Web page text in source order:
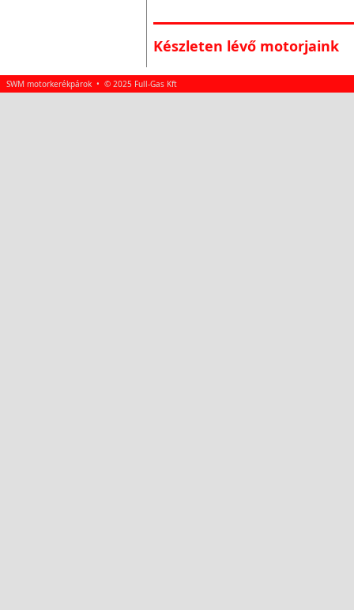
Készleten lévő motorjaink
SWM motorkerékpárok • © 2025 Full-Gas Kft